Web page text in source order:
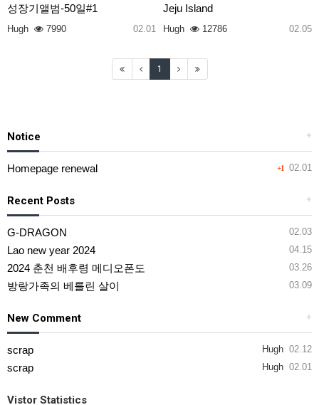
성장기앨범-50일#1
Hugh 7990 02.01
Jeju Island
Hugh 12786 02.05
1
+
Notice
+1 02.01
Homepage renewal
+
Recent Posts
02.03
G-DRAGON
04.15
Lao new year 2024
03.26
2024 춘천 배후령 메디오폰도
03.09
방랑가족의 베를린 살이
+
New Comment
Hugh 02.12
scrap
Hugh 02.01
scrap
Vistor Statistics